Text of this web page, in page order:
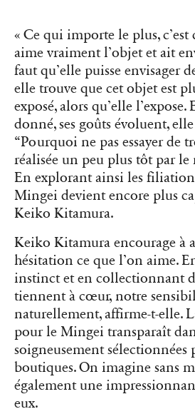
« Ce qui importe le plus,
aime vraiment l’objet et ait
faut qu’elle puisse envisager
elle trouve que cet objet est
exposé, alors qu’elle
donné, ses goûts évoluent,
“Pourquoi ne pas essayer de
réalisée un peu plus tôt par le
En explorant ainsi les
Mingei devient encore plus
Keiko Kitamura.
Keiko Kitamura encourage à
hésitation ce que l’on aime.
instinct et en collectionnant
tiennent à cœur, notre
naturellement, affirme-t-elle.
pour le Mingei transparaît
soigneusement sélectionnées
boutiques. On imagine sans
également une
eux.